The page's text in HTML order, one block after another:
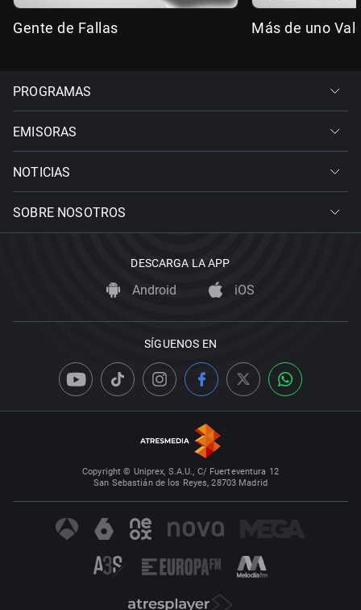
Gente de Fallas Más de uno
PROGRAMAS
EMISORAS
NOTICIAS
SOBRE NOSOTROS
DESCARGA LA APP
Android iOS
SÍGUENOS EN
Copyright © Uniprex, S.A.U., C/ Fuerteventura 12
San Sebastián de los Reyes, 28703 Madrid